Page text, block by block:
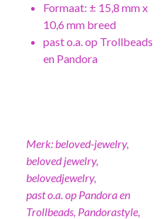
Formaat: ± 15,8 mm x
10,6 mm breed
past o.a. op Trollbeads
en Pandora
Merk: beloved-jewelry,
beloved jewelry,
belovedjewelry,
past o.a. op Pandora en
Trollbeads, Pandorastyle,